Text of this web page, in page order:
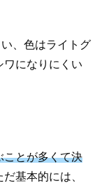
、色はライトグ
ワになりにくい
ことが多くて決
基本的には、